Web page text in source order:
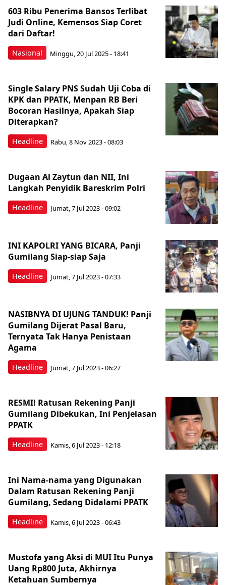
Nasional
603 Ribu Penerima Bansos Terlibat
Judi Online, Kemensos Siap Coret
dari Daftar!
Minggu, 20 Jul 2025 - 18:41
Headline
Single Salary PNS Sudah Uji Coba di
KPK dan PPATK, Menpan RB Beri
Bocoran Hasilnya, Apakah Siap
Diterapkan?
Rabu, 8 Nov 2023 - 08:03
Headline
Dugaan Al Zaytun dan NII, Ini
Langkah Penyidik Bareskrim Polri
Jumat, 7 Jul 2023 - 09:02
Headline
INI KAPOLRI YANG BICARA, Panji
Gumilang Siap-siap Saja
Jumat, 7 Jul 2023 - 07:33
Headline
NASIBNYA DI UJUNG TANDUK! Panji
Gumilang Dijerat Pasal Baru,
Ternyata Tak Hanya Penistaan
Agama
Jumat, 7 Jul 2023 - 06:27
Headline
RESMI! Ratusan Rekening Panji
Gumilang Dibekukan, Ini Penjelasan
PPATK
Kamis, 6 Jul 2023 - 12:18
Headline
Ini Nama-nama yang Digunakan
Dalam Ratusan Rekening Panji
Gumilang, Sedang Didalami PPATK
Kamis, 6 Jul 2023 - 06:43
Mustofa yang Aksi di MUI Itu Punya
Uang Rp800 Juta, Akhirnya
Ketahuan Sumbernya